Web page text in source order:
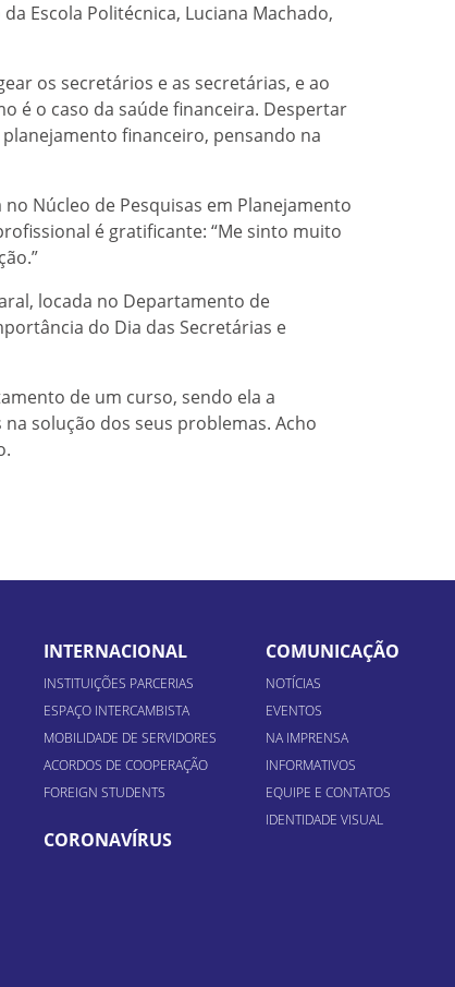
Escola Politécnica, Luciana Machado,
os secretários e as secretárias, e ao
é o caso da saúde financeira. Despertar
financeiro, pensando na
Núcleo de Pesquisas em Planejamento
é gratificante: “Me sinto muito
locada no Departamento de
do Dia das Secretárias e
de um curso, sendo ela a
solução dos seus problemas. Acho
INTERNACIONAL
INSTITUIÇÕES PARCERIAS
ESPAÇO INTERCAMBISTA
MOBILIDADE DE SERVIDORES
ACORDOS DE COOPERAÇÃO
FOREIGN STUDENTS
CORONAVÍRUS
COMUNICAÇÃO
NOTÍCIAS
EVENTOS
NA IMPRENSA
INFORMATIVOS
EQUIPE E CONTATOS
IDENTIDADE VISUAL